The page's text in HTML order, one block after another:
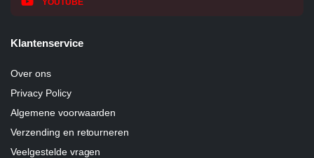
YOUTUBE
Klantenservice
Over ons
Privacy Policy
Algemene voorwaarden
Verzending en retourneren
Veelgestelde vragen